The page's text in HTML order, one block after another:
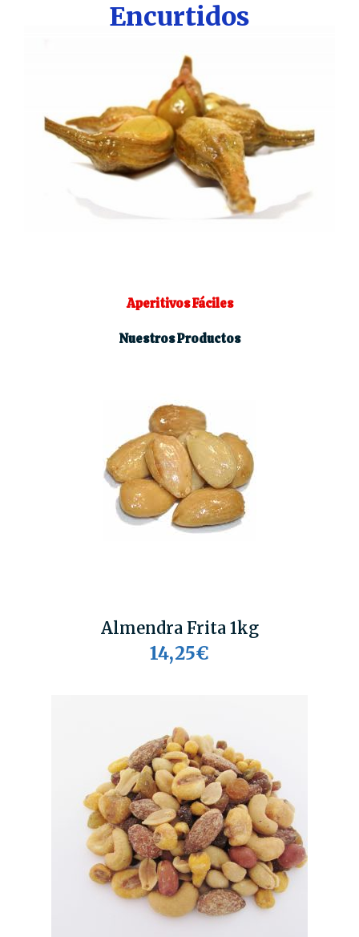
Encurtidos
Aperitivos Fáciles
Nuestros Productos
Almendra Frita 1kg
14,25€